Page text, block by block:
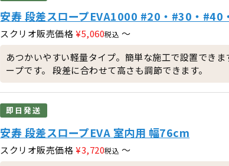
安寿 段差スロープEVA1000 #20・#30・#40
スクリオ販売価格 ¥5,060税込 〜
あつかいやすい軽量タイプ。簡単な施工で設置でき
ープです。 段差に合わせて高さも調節できます。
即日発送
安寿 段差スロープEVA 室内用 幅76cm
スクリオ販売価格 ¥3,720税込 〜